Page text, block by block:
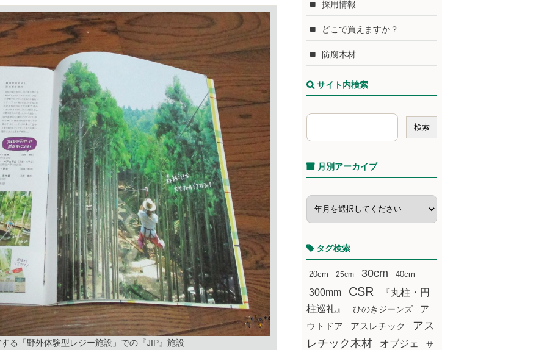
る「野外体験型レジー施設」での『JIP』施設
採用情報
どこで買えますか？
防腐木材
サイト内検索
月別アーカイブ
タグ検索
20cm 25cm 30cm 40cm
300mm CSR
『丸柱・円
柱巡礼』
ひのきジーンズ
ア
ウトドア
アスレチック
アス
レチック木材
オブジェ
サ